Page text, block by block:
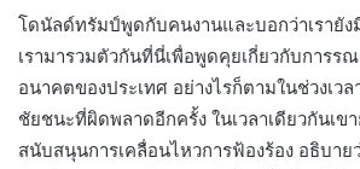
โดนัลด์ทรัมป์พูดกับคนงานและบอกว่าเรายัง
เรามารวมตัวกันที่นี่เพื่อพูดคุยเกี่ยวกับการร
อนาคตของประเทศ อย่างไรก็ตามในช่วงเวล
ชัยชนะที่ผิดพลาดอีกครั้ง ในเวลาเดียวกันเข
สนับสนุนการเคลื่อนไหวการฟ้องร้อง อธิบาย